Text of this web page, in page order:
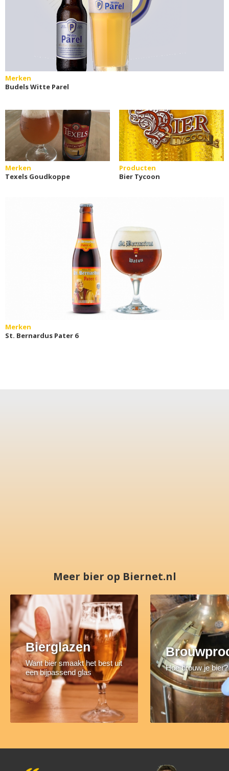
Merken
Budels Witte Parel
Merken
Texels Goudkoppe
Producten
Bier Tycoon
Merken
St. Bernardus Pater 6
Meer bier op Biernet.nl
Bierglazen
Want bier smaakt het best uit
een bijpassend glas
Hoe brouw je bier?